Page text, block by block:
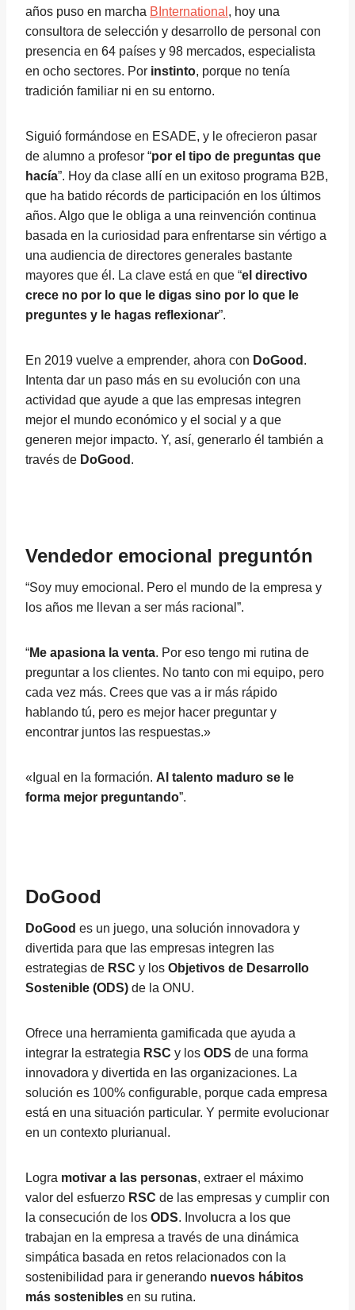
años puso en marcha BInternational , hoy una
consultora de selección y desarrollo de personal con
presencia en 64 países y 98 mercados, especialista
en ocho sectores. Por instinto, porque no tenía
tradición familiar ni en su entorno.
Siguió formándose en ESADE, y le ofrecieron pasar
de alumno a profesor “por el tipo de preguntas que
hacía”. Hoy da clase allí en un exitoso programa B2B,
que ha batido récords de participación en los últimos
años. Algo que le obliga a una reinvención continua
basada en la curiosidad para enfrentarse sin vértigo a
una audiencia de directores generales bastante
mayores que él. La clave está en que “el directivo
crece no por lo que le digas sino por lo que le
preguntes y le hagas reflexionar”.
En 2019 vuelve a emprender, ahora con DoGood .
Intenta dar un paso más en su evolución con una
actividad que ayude a que las empresas integren
mejor el mundo económico y el social y a que
generen mejor impacto. Y, así, generarlo él también a
través de DoGood .
Vendedor emocional preguntón
“Soy muy emocional. Pero el mundo de la empresa y
los años me llevan a ser más racional”.
“Me apasiona la venta. Por eso tengo mi rutina de
preguntar a los clientes. No tanto con mi equipo, pero
cada vez más. Crees que vas a ir más rápido
hablando tú, pero es mejor hacer preguntar y
encontrar juntos las respuestas.»
«Igual en la formación. Al talento maduro se le
forma mejor preguntando”.
DoGood
DoGood es un juego, una solución innovadora y
divertida para que las empresas integren las
estrategias de RSC y los Objetivos de Desarrollo
Sostenible (ODS) de la ONU.
Ofrece una herramienta gamificada que ayuda a
integrar la estrategia RSC y los ODS de una forma
innovadora y divertida en las organizaciones. La
solución es 100% configurable, porque cada empresa
está en una situación particular. Y permite evolucionar
en un contexto plurianual.
Logra motivar a las personas, extraer el máximo
valor del esfuerzo RSC de las empresas y cumplir con
la consecución de los ODS. Involucra a los que
trabajan en la empresa a través de una dinámica
simpática basada en retos relacionados con la
sostenibilidad para ir generando nuevos hábitos
más sostenibles en su rutina.